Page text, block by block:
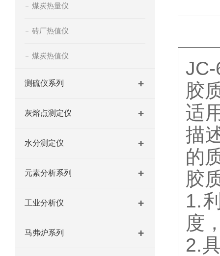
煤炭热量仪
砖厂热值仪
煤炭热值仪
测硫仪系列
灰熔点测定仪
水分测定仪
元素分析系列
工业分析仪
马弗炉系列
JC-
胶
适
描
的
胶
1.
度
2.